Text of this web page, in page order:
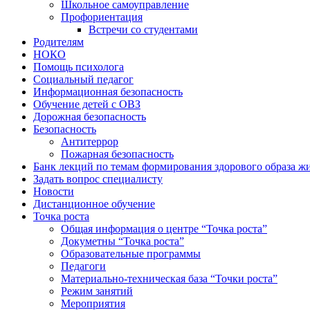
Школьное самоуправление
Профориентация
Встречи со студентами
Родителям
НОКО
Помощь психолога
Социальный педагог
Информационная безопасность
Обучение детей с ОВЗ
Дорожная безопасность
Безопасность
Антитеррор
Пожарная безопасность
Банк лекций по темам формирования здорового образа
Задать вопрос специалисту
Новости
Дистанционное обучение
Точка роста
Общая информация о центре “Точка роста”
Докуметны “Точка роста”
Образовательные программы
Педагоги
Материально-техническая база “Точки роста”
Режим занятий
Мероприятия